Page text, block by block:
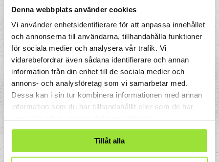
Denna webbplats använder cookies
Vi använder enhetsidentifierare för att anpassa innehållet
och annonserna till användarna, tillhandahålla funktioner
för sociala medier och analysera vår trafik. Vi
vidarebefordrar även sådana identifierare och annan
information från din enhet till de sociala medier och
annons- och analysföretag som vi samarbetar med.
Dessa kan i sin tur kombinera informationen med annan
information som du har tillhandahållit eller som de har
Tillåt alla
form en bana skulle ha för att en kula
med hjälp av gravitationen.